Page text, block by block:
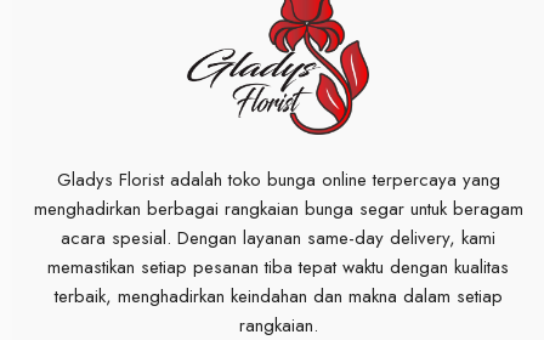
Gladys Florist adalah toko bunga online terpercaya yang
menghadirkan berbagai rangkaian bunga segar untuk beragam
acara spesial. Dengan layanan same-day delivery, kami
memastikan setiap pesanan tiba tepat waktu dengan kualitas
terbaik, menghadirkan keindahan dan makna dalam setiap
rangkaian.